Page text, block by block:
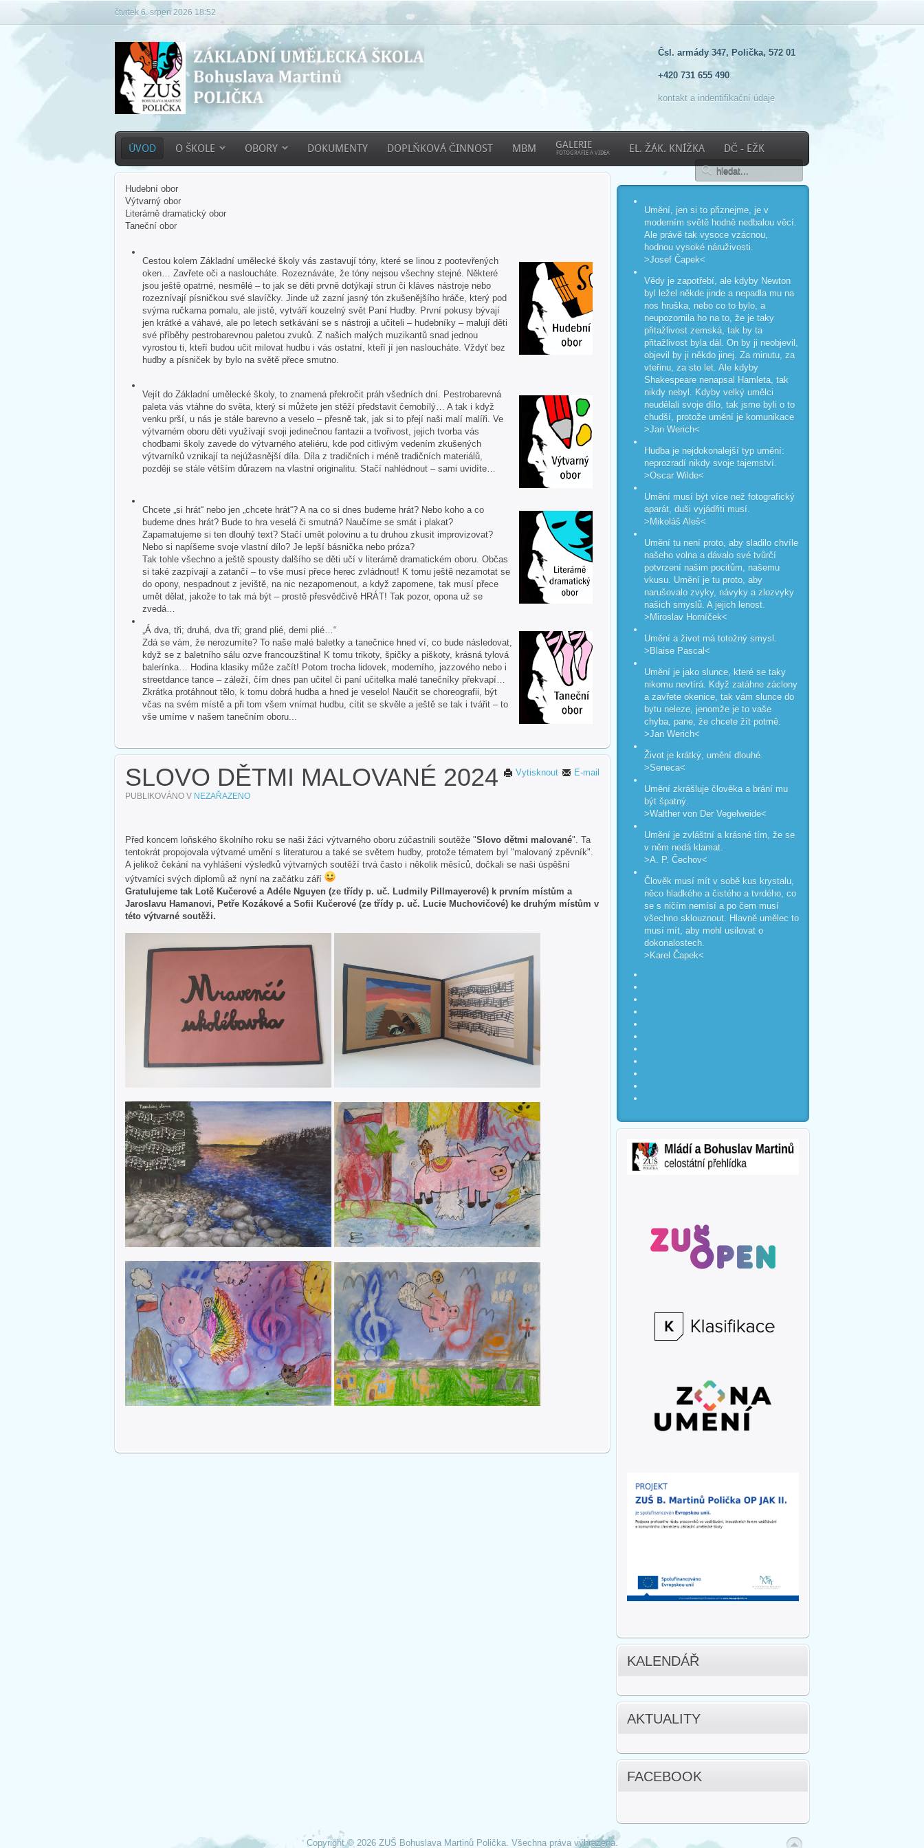
čtvrtek 6. srpen 2026 18:52
Čsl. armády 347, Polička, 572 01
+420 731 655 490
kontakt a indentifikační údaje
ÚVOD O ŠKOLE OBORY DOKUMENTY DOPLŇKOVÁ ČINNOST MBM GALERIE
FOTOGRAFIE A VIDEA EL. ŽÁK. KNÍŽKA DČ - EŽK
Hudební obor
Výtvarný obor
Literárně dramatický obor
Taneční obor
Cestou kolem Základní umělecké školy vás zastavují tóny, které se linou z pootevřených
oken… Zavřete oči a nasloucháte. Rozeznáváte, že tóny nejsou všechny stejné. Některé
jsou ještě opatrné, nesmělé – to jak se děti prvně dotýkají strun či kláves nástroje nebo
rozeznívají písničkou své slavíčky. Jinde už zazní jasný tón zkušenějšího hráče, který pod
svýma ručkama pomalu, ale jistě, vytváří kouzelný svět Paní Hudby. První pokusy bývají
jen krátké a váhavé, ale po letech setkávání se s nástroji a učiteli – hudebníky – malují děti
své příběhy pestrobarevnou paletou zvuků. Z našich malých muzikantů snad jednou
vyrostou ti, kteří budou učit milovat hudbu i vás ostatní, kteří jí jen nasloucháte. Vždyť bez
hudby a písniček by bylo na světě přece smutno.
Vejít do Základní umělecké školy, to znamená překročit práh všedních dní. Pestrobarevná
paleta vás vtáhne do světa, který si můžete jen stěží představit černobílý… A tak i když
venku prší, u nás je stále barevno a veselo – přesně tak, jak si to přejí naši malí malíři. Ve
výtvarném oboru děti využívají svoji jedinečnou fantazii a tvořivost, jejich tvorba vás
chodbami školy zavede do výtvarného ateliéru, kde pod citlivým vedením zkušených
výtvarníků vznikají ta nejúžasnější díla. Díla z tradičních i méně tradičních materiálů,
později se stále větším důrazem na vlastní originalitu. Stačí nahlédnout – sami uvidíte…
Chcete „si hrát“ nebo jen „chcete hrát“? A na co si dnes budeme hrát? Nebo koho a co
budeme dnes hrát? Bude to hra veselá či smutná? Naučíme se smát i plakat?
Zapamatujeme si ten dlouhý text? Stačí umět polovinu a tu druhou zkusit improvizovat?
Nebo si napíšeme svoje vlastní dílo? Je lepší básnička nebo próza?
Tak tohle všechno a ještě spousty dalšího se děti učí v literárně dramatickém oboru. Občas
si také zazpívají a zatančí – to vše musí přece herec zvládnout! K tomu ještě nezamotat se
do opony, nespadnout z jeviště, na nic nezapomenout, a když zapomene, tak musí přece
umět dělat, jakože to tak má být – prostě přesvědčivě HRÁT! Tak pozor, opona už se
zvedá…
„Á dva, tři; druhá, dva tři; grand plié, demi plié…“
Zdá se vám, že nerozumíte? To naše malé baletky a tanečnice hned ví, co bude následovat,
když se z baletního sálu ozve francouzština! K tomu trikoty, špičky a piškoty, krásná tylová
balerínka… Hodina klasiky může začít! Potom trocha lidovek, moderního, jazzového nebo i
streetdance tance – záleží, čím dnes pan učitel či paní učitelka malé tanečníky překvapí…
Zkrátka protáhnout tělo, k tomu dobrá hudba a hned je veselo! Naučit se choreografii, být
včas na svém místě a při tom všem vnímat hudbu, cítit se skvěle a ještě se tak i tvářit – to
vše umíme v našem tanečním oboru...
E-mail
Vytisknout
SLOVO DĚTMI MALOVANÉ 2024
PUBLIKOVÁNO V NEZAŘAZENO
Před koncem loňského školního roku se naši žáci výtvarného oboru zúčastnili soutěže "Slovo dětmi malované". Ta
tentokrát propojovala výtvarné umění s literaturou a také se světem hudby, protože tématem byl "malovaný zpěvník".
A jelikož čekání na vyhlášení výsledků výtvarných soutěží trvá často i několik měsíců, dočkali se naši úspěšní
výtvarníci svých diplomů až nyní na začátku září
Gratulujeme tak Lotě Kučerové a Adéle Nguyen (ze třídy p. uč. Ludmily Pillmayerové) k prvním místům a
Jaroslavu Hamanovi, Petře Kozákové a Sofii Kučerové (ze třídy p. uč. Lucie Muchovičové) ke druhým místům v
této výtvarné soutěži.
Umění, jen si to přiznejme, je v
moderním světě hodně nedbalou věcí.
Ale právě tak vysoce vzácnou,
hodnou vysoké náruživosti.
>Josef Čapek<
Vědy je zapotřebí, ale kdyby Newton
byl ležel někde jinde a nepadla mu na
nos hruška, nebo co to bylo, a
neupozornila ho na to, že je taky
přitažlivost zemská, tak by ta
přitažlivost byla dál. On by ji neobjevil,
objevil by ji někdo jinej. Za minutu, za
vteřinu, za sto let. Ale kdyby
Shakespeare nenapsal Hamleta, tak
nikdy nebyl. Kdyby velký umělci
neudělali svoje dílo, tak jsme byli o to
chudší, protože umění je komunikace
>Jan Werich<
Hudba je nejdokonalejší typ umění:
neprozradí nikdy svoje tajemství.
>Oscar Wilde<
Umění musí být více než fotografický
aparát, duši vyjádřiti musí.
>Mikoláš Aleš<
Umění tu není proto, aby sladilo chvíle
našeho volna a dávalo své tvůrčí
potvrzení našim pocitům, našemu
vkusu. Umění je tu proto, aby
narušovalo zvyky, návyky a zlozvyky
našich smyslů. A jejich lenost.
>Miroslav Horníček<
Umění a život má totožný smysl.
>Blaise Pascal<
Umění je jako slunce, které se taky
nikomu nevtírá. Když zatáhne záclony
a zavřete okenice, tak vám slunce do
bytu neleze, jenomže je to vaše
chyba, pane, že chcete žít potmě.
>Jan Werich<
Život je krátký, umění dlouhé.
>Seneca<
Umění zkrášluje člověka a brání mu
být špatný.
>Walther von Der Vegelweide<
Umění je zvláštní a krásné tím, že se
v něm nedá klamat.
>A. P. Čechov<
Člověk musí mít v sobě kus krystalu,
něco hladkého a čistého a tvrdého, co
se s ničím nemísí a po čem musí
všechno sklouznout. Hlavně umělec to
musí mít, aby mohl usilovat o
dokonalostech.
>Karel Čapek<
KALENDÁŘ
AKTUALITY
FACEBOOK
Copyright © 2026 ZUŠ Bohuslava Martinů Polička. Všechna práva vyhrazena.